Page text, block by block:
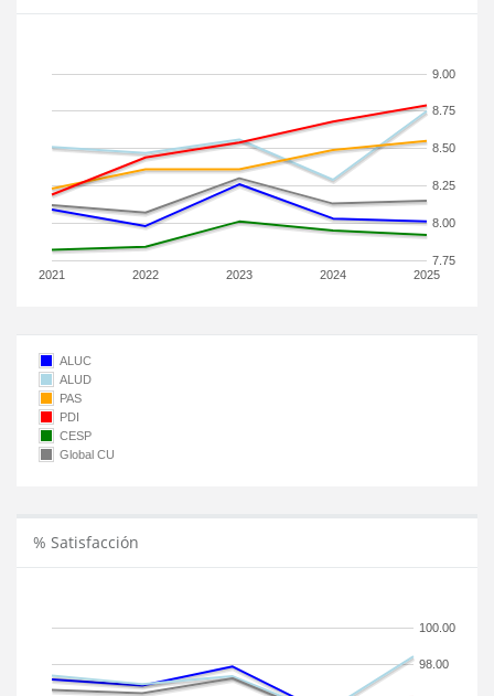
2021 2022 2023 2024 2025
7.75
8.00
8.25
8.50
8.75
9.00
ALUC
ALUD
PAS
PDI
CESP
Global CU
% Satisfacción
98.00
100.00